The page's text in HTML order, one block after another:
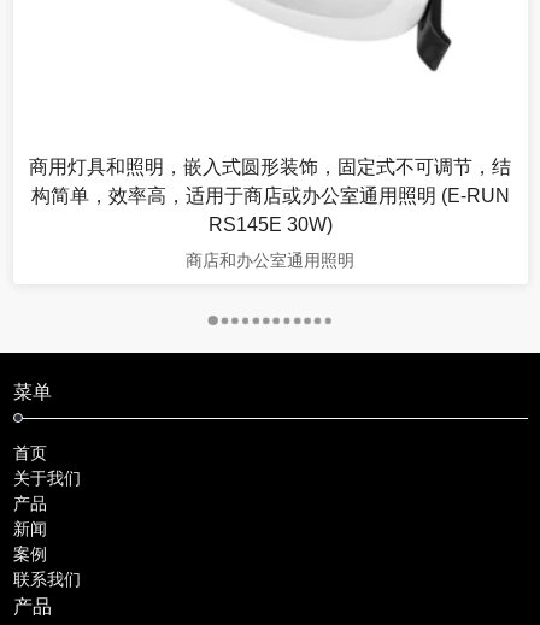
节，结
RUN
商业大堂照明，大尺寸高功率和高输出流明42W
固定型不可调节，结构简单，适用于普通照明和
(E-RUN RS170E 42W)
大堂或公共区域的一般照明
菜单
首页
关于我们
产品
新闻
案例
联系我们
产品